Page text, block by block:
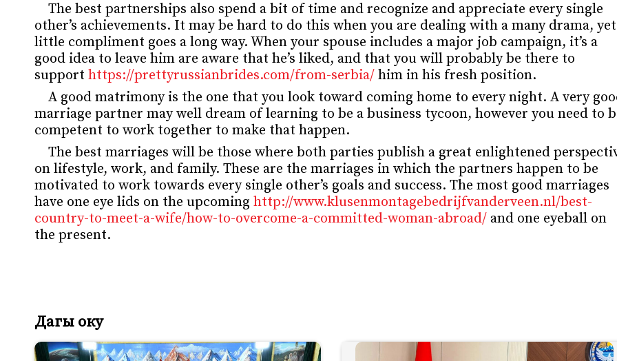
The best partnerships also spend a bit of time and recognize and appreciate every single
other’s achievements. It may be hard to do this when you are dealing with a many drama,
little compliment goes a long way. When your spouse includes a major job campaign, it’s a
good idea to leave him are aware that he’s liked, and that you will probably be there to
support https://prettyrussianbrides.com/from-serbia/ him in his fresh position.
A good matrimony is the one that you look toward coming home to every night. A very
marriage partner may well dream of learning to be a business tycoon, however you need to
competent to work together to make that happen.
The best marriages will be those where both parties publish a great enlightened
on lifestyle, work, and family. These are the marriages in which the partners happen to be
motivated to work towards every single other’s goals and success. The most good marriages
have one eye lids on the upcoming http://www.klusenmontagebedrijfvanderveen.nl/best-
country-to-meet-a-wife/how-to-overcome-a-committed-woman-abroad/ and one eyeball on
the present.
Дагы оку